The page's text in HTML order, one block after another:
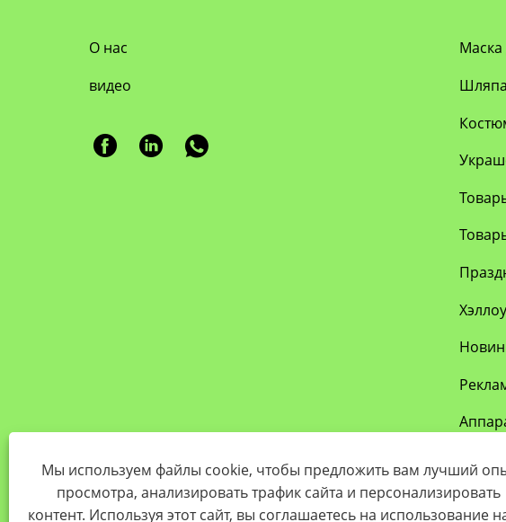
О нас
видео
Маска
Мы используем файлы cookie, чтобы предложить вам лучший
просмотра, анализировать трафик сайта и персонализировать
контент. Используя этот сайт, вы соглашаетесь на использование